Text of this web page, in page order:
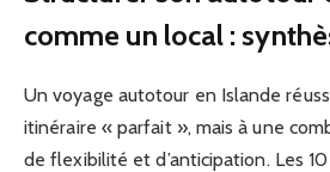
comme un local :
Un voyage autotour en Islande
itinéraire « parfait », mais à une
de flexibilité et d’anticipation. Les